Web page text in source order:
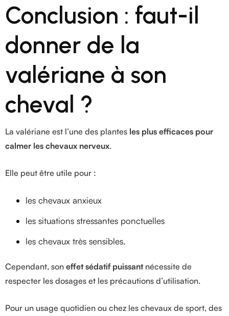
Conclusion : faut-il
donner de la
valériane à son
cheval ?
La valériane est l’une des plantes les plus efficaces pour
calmer les chevaux nerveux.
Elle peut être utile pour :
les chevaux anxieux
les situations stressantes ponctuelles
les chevaux très sensibles.
Cependant, son effet sédatif puissantnécessite de
respecter les dosages et les précautions d’utilisation.
Pour un usage quotidien ou chez les chevaux de sport, des